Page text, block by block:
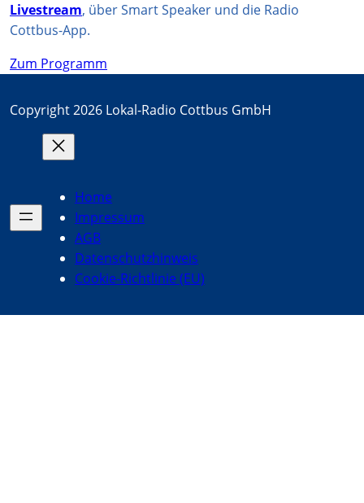
Livestream, über Smart Speaker und die Radio
Cottbus-App.
Zum Programm
Copyright 2026 Lokal-Radio Cottbus GmbH
Home
Impressum
AGB
Datenschutzhinweis
Cookie-Richtlinie (EU)